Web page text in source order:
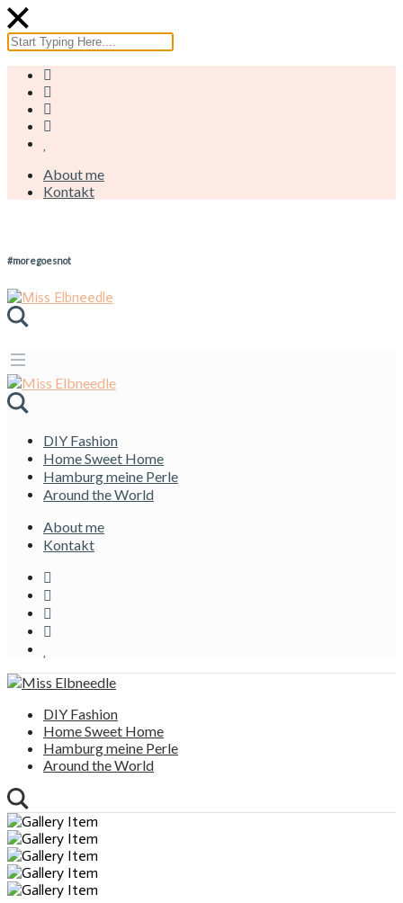
About me
Kontakt
#moregoesnot
DIY Fashion
Home Sweet Home
Hamburg meine Perle
Around the World
About me
Kontakt
DIY Fashion
Home Sweet Home
Hamburg meine Perle
Around the World